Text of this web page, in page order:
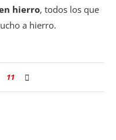
hierro, todos los que
a hierro.
11